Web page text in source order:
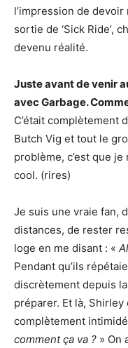
l’impression de
sortie de ‘Sick Ride’,
devenu réalité.
Juste avant de venir
avec Garbage.
C’était complètement
Butch Vig et tout le
problème, c’est que
cool. (rires)
Je suis une vraie fan,
distances, de rester
loge en me disant : «
Pendant qu’ils
discrètement depuis
préparer. Et là, Shirley
complètement
comment ça va ? » On